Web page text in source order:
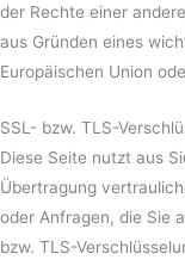
der Rechte einer
aus Gründen eines
Europäischen Union
SSL- bzw. TLS-
Diese Seite nutzt aus
Übertragung
oder Anfragen, die Sie
bzw. TLS-